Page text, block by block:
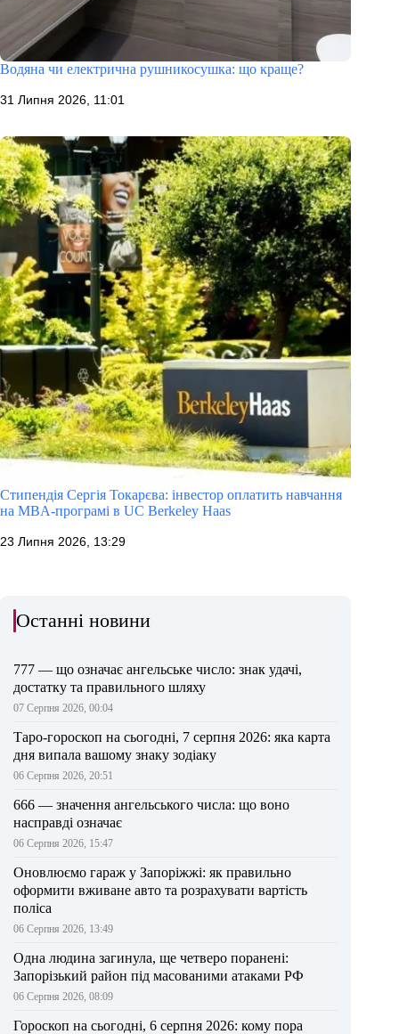
Водяна чи електрична рушникосушка: що краще?
31 Липня 2026, 11:01
Стипендія Сергія Токарєва: інвестор оплатить навчання
на MBA-програмі в UC Berkeley Haas
23 Липня 2026, 13:29
Останні новини
777 — що означає ангельське число: знак удачі,
достатку та правильного шляху
07 Серпня 2026, 00:04
Таро-гороскоп на сьогодні, 7 серпня 2026: яка карта
дня випала вашому знаку зодіаку
06 Серпня 2026, 20:51
666 — значення ангельського числа: що воно
насправді означає
06 Серпня 2026, 15:47
Оновлюємо гараж у Запоріжжі: як правильно
оформити вживане авто та розрахувати вартість
поліса
06 Серпня 2026, 13:49
Одна людина загинула, ще четверо поранені:
Запорізький район під масованими атаками РФ
06 Серпня 2026, 08:09
Гороскоп на сьогодні, 6 серпня 2026: кому пора